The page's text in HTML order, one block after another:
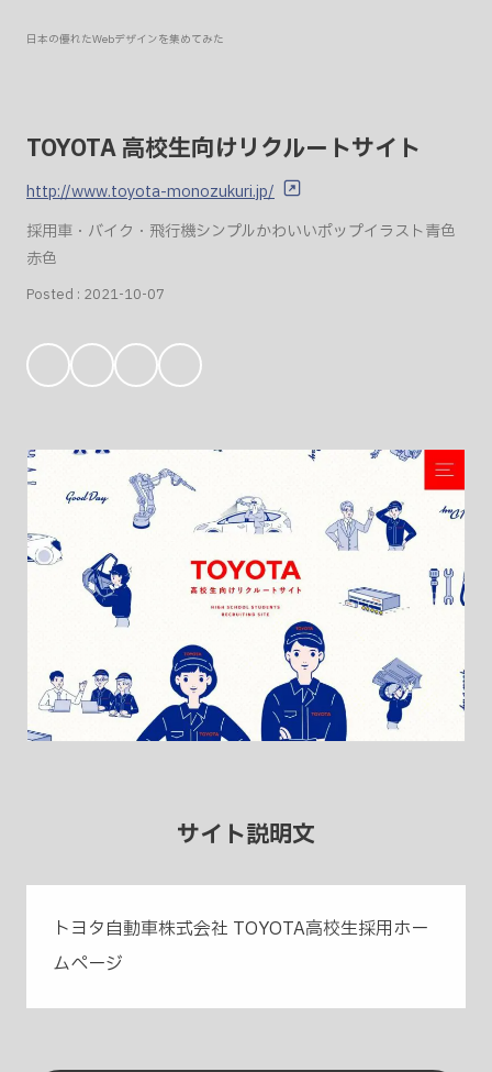
日本の優れたWebデザインを集めてみた
TOYOTA 高校生向けリクルートサイト
http://www.toyota-monozukuri.jp/
採用車・バイク・飛行機シンプルかわいいポップイラスト青色
赤色
Posted : 2021-10-07
気
入
サイト説明文
トヨタ自動車株式会社 TOYOTA高校生採用ホー
ムページ